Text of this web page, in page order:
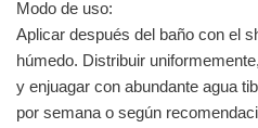
Modo de uso:
Aplicar después del baño con el
húmedo. Distribuir
y enjuagar con abundante agua
por semana o según